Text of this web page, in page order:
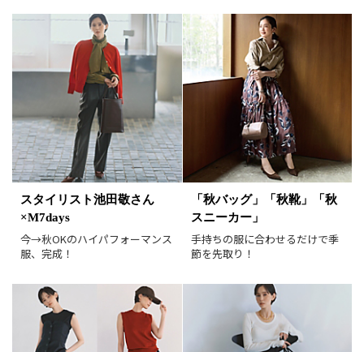
画像小 画像大
30件 90件
並び順 おすすめ順
人気順
新着順
価格が安い順
価格が高い順
値下げ実施日順
ホワイト ブラック
グレー
ベージュ
ブラウン
オレンジ
スタイリスト池田敬さん
×M7days
今→秋OKのハイパフォーマンス
服、完成！
「秋バッグ」「秋靴」「秋
スニーカー」
手持ちの服に合わせるだけで季
節を先取り！